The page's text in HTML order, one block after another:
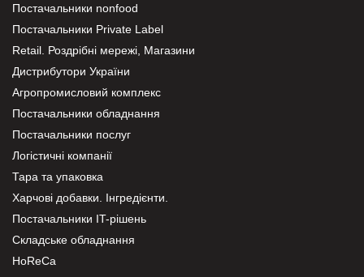
Постачальники nonfood
Постачальники Private Label
Retail. Роздрібні мережі, Магазини
Дистрибутори України
Агропромисловий комплекс
Постачальники обладнання
Постачальники послуг
Логістичні компанії
Тара та упаковка
Харчові добавки. Інгредієнти.
Постачальники IT-рішень
Складське обладнання
HoReCa